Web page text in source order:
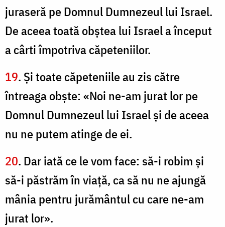
juraseră pe Domnul Dumnezeul lui Israel.
De aceea toată obştea lui Israel a început
a cârti împotriva căpeteniilor.
19. Și toate căpeteniile au zis către
întreaga obşte: «Noi ne-am jurat lor pe
Domnul Dumnezeul lui Israel şi de aceea
nu ne putem atinge de ei.
20. Dar iată ce le vom face: să-i robim şi
să-i păstrăm în viaţă, ca să nu ne ajungă
mânia pentru jurământul cu care ne-am
jurat lor».